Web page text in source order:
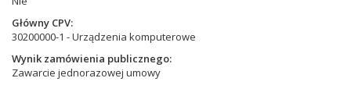
Główny CPV
30200000-1 - Urządzenia komputerowe
Wynik zamówienia publicznego
Zawarcie jednorazowej umowy